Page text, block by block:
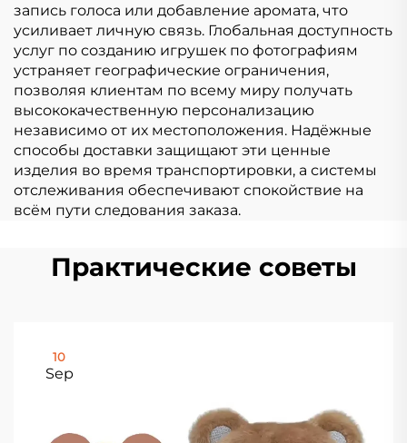
запись голоса или добавление аромата, что
усиливает личную связь. Глобальная доступность
услуг по созданию игрушек по фотографиям
устраняет географические ограничения,
позволяя клиентам по всему миру получать
высококачественную персонализацию
независимо от их местоположения. Надёжные
способы доставки защищают эти ценные
изделия во время транспортировки, а системы
отслеживания обеспечивают спокойствие на
всём пути следования заказа.
Практические советы
10
Sep